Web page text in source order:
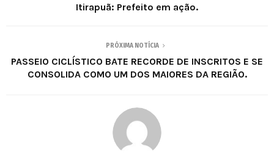
Itirapuã: Prefeito em ação.
PRÓXIMA NOTÍCIA
PASSEIO CICLÍSTICO BATE RECORDE DE INSCRITOS E SE
CONSOLIDA COMO UM DOS MAIORES DA REGIÃO.